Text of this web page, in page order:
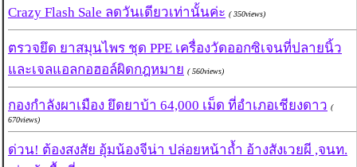
Crazy Flash Sale ลดวันเดียวเท่านั้นค่ะ ( 350views)
ตรวจยึด ยาสมุนไพร ชุด PPE เครื่องวัดออกซิเจนที่ปลายนิ้ว
และเจลแอลกอฮอล์ผิดกฎหมาย ( 560views)
กองกำลังผาเมือง ยึดยาบ้า 64,000 เม็ด ที่อำเภอเชียงดาว (
670views)
ด่วน! ต้องสงสัย อุ้มน้องจีน่า ปล่อยหน้าถ้ำ อ้างสังเวยผี ,จนท.